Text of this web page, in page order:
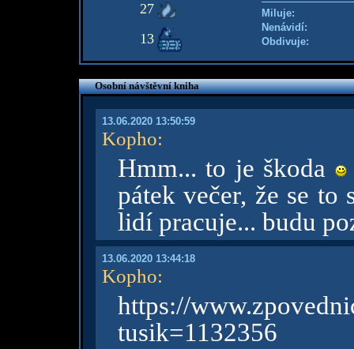
27
13
Miluje:
Nenávidí:
Obdivuje:
Osobní návštěvní kniha
13.06.2020 13:50:59
Kopho:
Hmm... to je škoda
pátek večer, že se to
lidí pracuje... budu
13.06.2020 13:44:18
Kopho:
https://
tusik=1132356